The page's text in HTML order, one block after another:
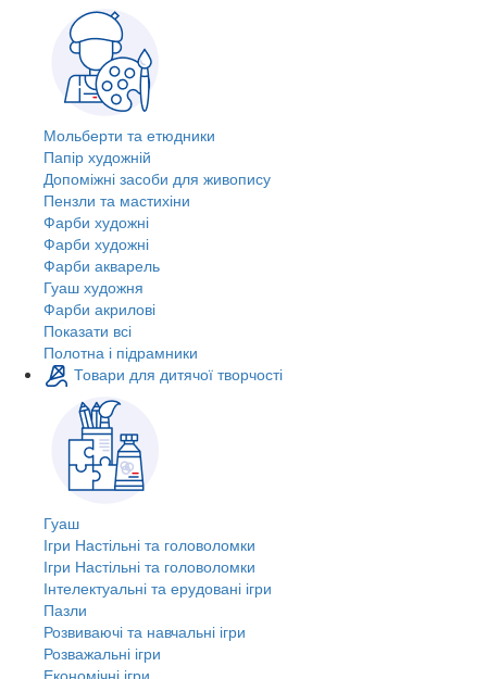
Мольберти та етюдники
Папір художній
Допоміжні засоби для живопису
Пензли та мастихіни
Фарби художні
Фарби художні
Фарби акварель
Гуаш художня
Фарби акрилові
Показати всі
Полотна і підрамники
Товари для дитячої творчості
Гуаш
Ігри Настільні та головоломки
Ігри Настільні та головоломки
Інтелектуальні та ерудовані ігри
Пазли
Розвиваючі та навчальні ігри
Розважальні ігри